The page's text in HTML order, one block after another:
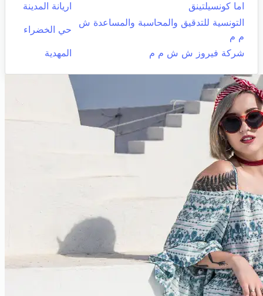
اما كونسيلتينق
اريانة المدينة
التونسية للتدقيق والمحاسبة والمساعدة ش
م م
حي الخضراء
شركة فيروز ش ش م م المهدية